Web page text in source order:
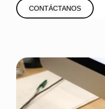
CONTÁCTANOS